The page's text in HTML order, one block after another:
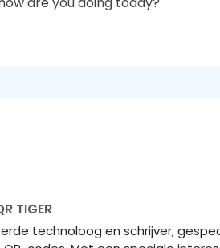
TIGER
technoloog en schrijver,